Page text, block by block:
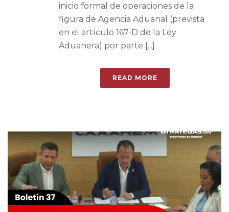
inicio formal de operaciones de la
figura de Agencia Aduanal (prevista
en el artículo 167-D de la Ley
Aduanera) por parte [...]
READ MORE